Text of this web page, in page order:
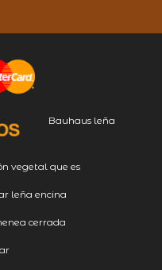
Bauhaus leña
vegetal que es
leña encina
cerrada